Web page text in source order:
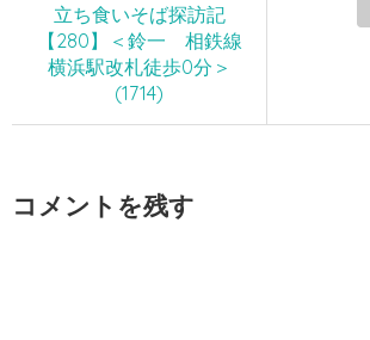
立ち食いそば探訪記
【280】＜鈴一 相鉄線
横浜駅改札徒歩0分＞
(1714)
コメントを残す